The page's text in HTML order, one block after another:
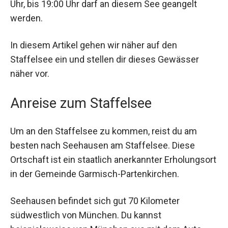
Uhr, bis 19:00 Uhr darf an diesem See geangelt
werden.
In diesem Artikel gehen wir näher auf den
Staffelsee ein und stellen dir dieses Gewässer
näher vor.
Anreise zum Staffelsee
Um an den Staffelsee zu kommen, reist du am
besten nach Seehausen am Staffelsee. Diese
Ortschaft ist ein staatlich anerkannter Erholungsort
in der Gemeinde Garmisch-Partenkirchen.
Seehausen befindet sich gut 70 Kilometer
südwestlich von München. Du kannst